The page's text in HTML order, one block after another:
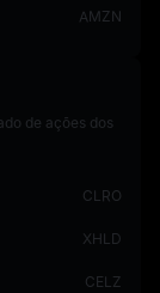
AMZN
de ações dos
CLRO
XHLD
CELZ